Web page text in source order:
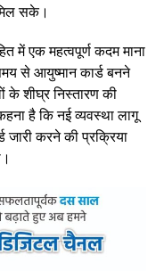
सके।
में एक महत्वपूर्ण कदम माना
से आयुष्मान कार्ड बनने
के शीघ्र निस्तारण की
है कि नई व्यवस्था लागू
जारी करने की प्रक्रिया